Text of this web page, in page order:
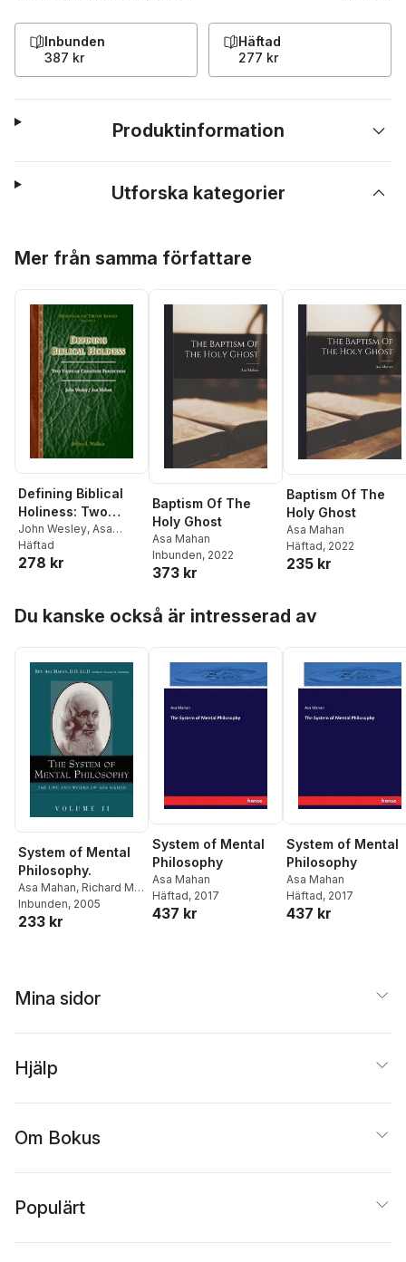
Inbunden
387 kr
Häftad
277 kr
Produktinformation
Utforska kategorier
Mer från samma författare
Defining Biblical
Holiness: Two
Views of Christian
Perfection
John Wesley, Asa
Mahan
Häftad
278 kr
Baptism Of The
Holy Ghost
Asa Mahan
Inbunden, 2022
373 kr
Baptism Of The
Holy Ghost
Asa Mahan
Häftad, 2022
235 kr
Du kanske också är intresserad av
System of Mental
Philosophy.
Asa Mahan, Richard M
Friedrich
Inbunden, 2005
233 kr
System of Mental
Philosophy
Asa Mahan
Häftad, 2017
437 kr
System of Mental
Philosophy
Asa Mahan
Häftad, 2017
437 kr
Mina sidor
Hjälp
Om Bokus
Populärt